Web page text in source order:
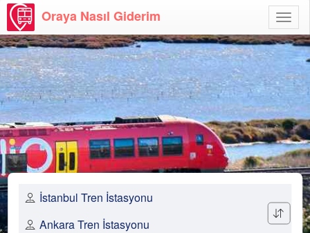
Aç
Oraya Nasıl Giderim